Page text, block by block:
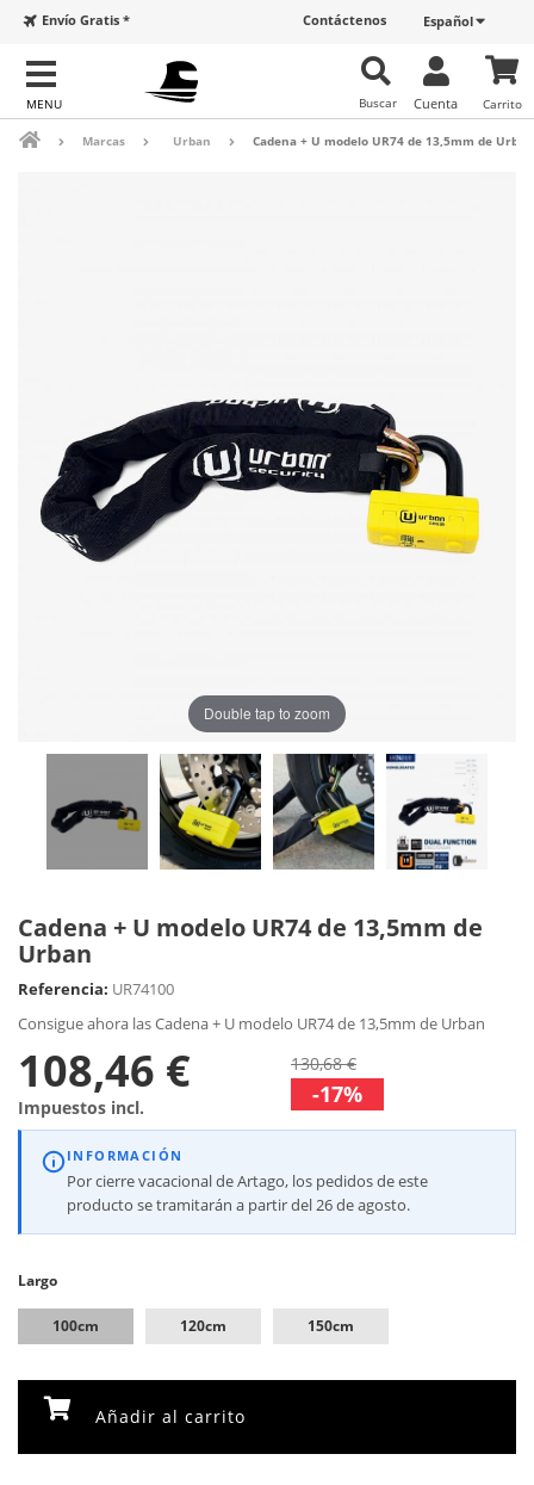
Español
Contáctenos
Envío Gratis *
Carrito
Cuenta
Buscar
Marcas Urban Cadena + U modelo UR74 de 13,5mm de Urban
Double tap to zoom
Cadena + U modelo UR74 de 13,5mm de
Urban
Referencia: UR74100
Consigue ahora las Cadena + U modelo UR74 de 13,5mm de Urban
108,46 €
Impuestos incl.
130,68 €
-17%
INFORMACIÓN
Por cierre vacacional de Artago, los pedidos de este
producto se tramitarán a partir del 26 de agosto.
Largo
100cm 120cm 150cm
Añadir al carrito